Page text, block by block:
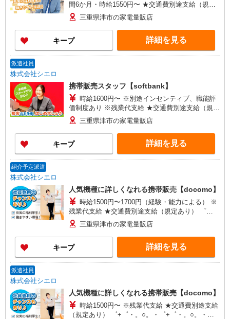
間6か月・時給1550円〜 ★交通費別途支給（規定
あり） ゜+゜・。○。・゜+゜・。○。・゜+゜ 入
社祝い金10万円支給(規定有) お友達を紹介頂くと,
インセンティブ支給(規定有) ゜・。○。・゜
+゜・。○。・゜+゜
三重県津市の家電量販店
キープ 詳細を見る
派遣社員
株式会社シエロ
携帯販売スタッフ【softbank】
時給1600円〜 ※別途インセンティブ、職能評
価制度あり ※残業代支給 ★交通費別途支給（規定
あり） ゜+゜・。○。・゜+゜・。○。・゜+゜ 入
社祝い金10万円支給(規定有) お友達を紹介頂くと,
インセンティブ支給(規定有) ★月2回払い・週払い
可能（規程有）★ ゜・。○。・゜+゜・。○。・゜
+゜
三重県津市の家電量販店
キープ 詳細を見る
紹介予定派遣
株式会社シエロ
人気機種に詳しくなれる携帯販売【docomo】
時給1500円〜1700円（経験・能力による） ※
残業代支給 ★交通費別途支給（規定あり） ゜
+゜・。○。・゜+゜・。○。・゜+゜ 入社祝い金10
万円支給(規定有) お友達を紹介頂くと, インセンテ
ィブ支給(規定有) ★月2回払い・週払い可能（規程
有）★ ゜・。○。・゜+゜・。○。・゜+゜
三重県津市の家電量販店
キープ 詳細を見る
派遣社員
株式会社シエロ
人気機種に詳しくなれる携帯販売【docomo】
時給1500円〜 ※残業代支給 ★交通費別途支給
（規定あり） ゜+゜・。○。・゜+゜・。○。・゜